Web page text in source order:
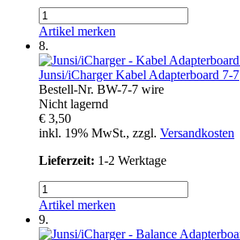
Artikel merken
8.
Junsi/iCharger Kabel Adapterboard 7-7
Bestell-Nr. BW-7-7 wire
Nicht lagernd
€ 3,50
inkl. 19% MwSt., zzgl. Versandkosten
Lieferzeit: 1-2 Werktage
Artikel merken
9.